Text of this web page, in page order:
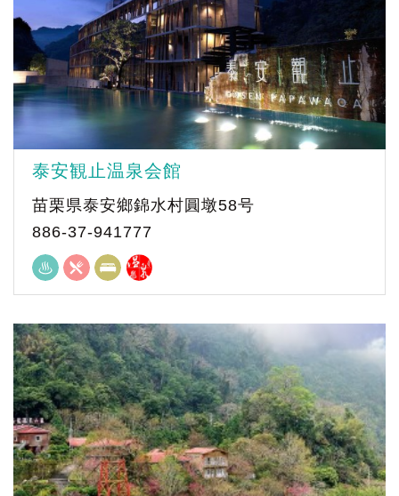
泰安観止温泉会館
苗栗県泰安鄉錦水村圓墩58号
886-37-941777